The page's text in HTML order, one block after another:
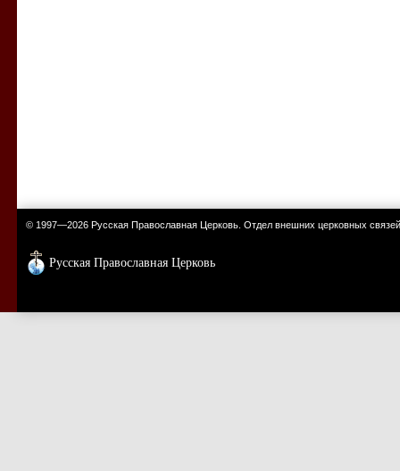
© 1997—2026 Русская Православная Церковь. Отдел внешних церковных связей
Русская Православная Церковь